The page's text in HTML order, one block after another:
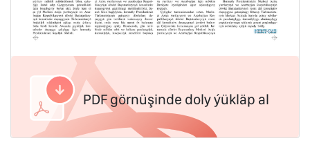
PDF görnüşinde doly ýükläp al